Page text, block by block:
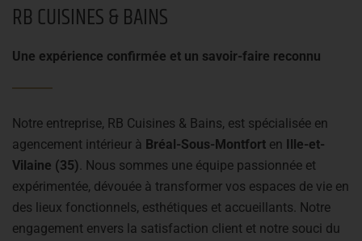
RB CUISINES & BAINS
Une expérience confirmée et un savoir-faire reconnu
Notre entreprise, RB Cuisines & Bains, est spécialisée en
agencement intérieur à Bréal-Sous-Montfort en
Ille-et-
Vilaine (35). Nous sommes une équipe passionnée et
expérimentée, dévouée à transformer vos espaces de vie en
des lieux fonctionnels, esthétiques et accueillants. Notre
engagement envers la satisfaction client et notre souci du